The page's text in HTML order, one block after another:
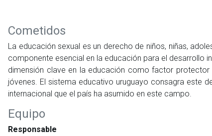
Cometidos
La educación sexual es un derecho de niños, niñas,
componente esencial en la educación para el desarrollo
dimensión clave en la educación como factor
jóvenes. El sistema educativo uruguayo consagra este
internacional que el país ha asumido en este campo.
Equipo
Responsable